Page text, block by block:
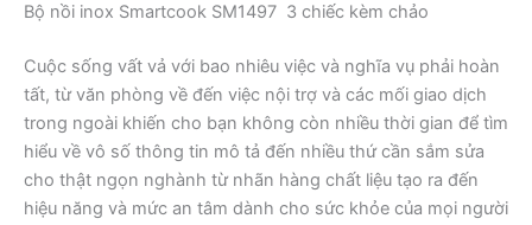
Bộ nồi inox Smartcook SM1497 3 chiếc kèm chảo
Cuộc sống vất vả với bao nhiêu việc và nghĩa vụ phải hoàn
tất, từ văn phòng về đến việc nội trợ và các mối giao dịch
trong ngoài khiến cho bạn không còn nhiều thời gian để tìm
hiểu về vô số thông tin mô tả đến nhiều thứ cần sắm sửa
cho thật ngọn nghành từ nhãn hàng chất liệu tạo ra đến
hiệu năng và mức an tâm dành cho sức khỏe của mọi người